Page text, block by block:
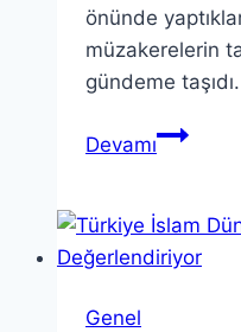
önünde
müzakerelerin
gündeme taşıdı.
DevamıAB-
ticaret
anlaşması
Genel